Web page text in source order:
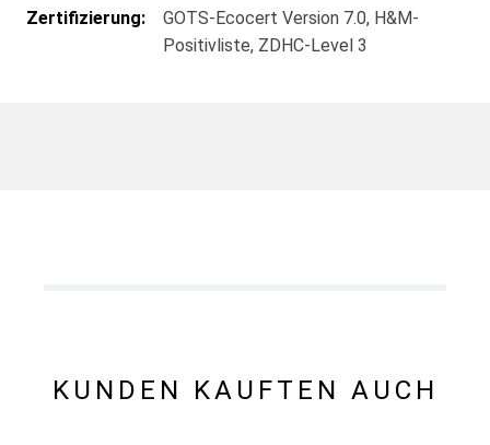
Zertifizierung: GOTS-Ecocert Version 7.0, H&M-
Positivliste, ZDHC-Level 3
KUNDEN KAUFTEN AUCH